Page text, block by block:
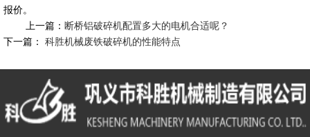
报价。
上一篇： 断桥铝破碎机配置多大的电机合适呢？
下一篇：
科胜机械废铁破碎机的性能特点